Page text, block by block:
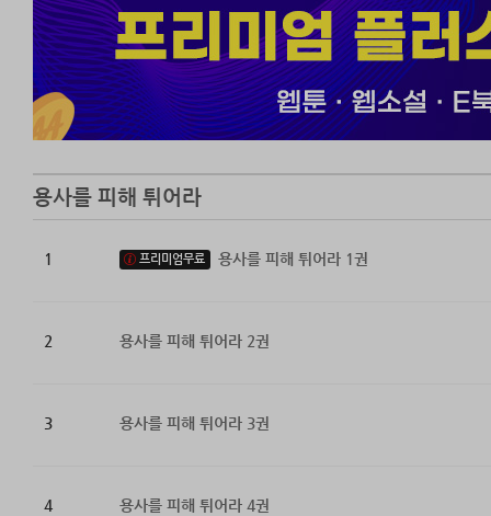
용사를 피해 튀어라
1 프리미엄무료 용사를 피해 튀어라 1권
2 용사를 피해 튀어라 2권
3 용사를 피해 튀어라 3권
4 용사를 피해 튀어라 4권